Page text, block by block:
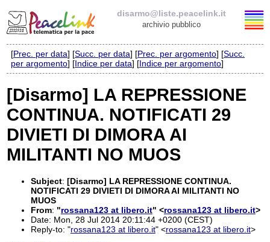
disarmo@liste.peacelink.it
archivio pubblico
Elenco delle liste
Iscrizione / Cancellazione
Policy delle liste di PeaceLink
Richieste di rimozione
[Prec. per data] [Succ. per data] [Prec. per argomento] [Succ.
per argomento] [Indice per data] [Indice per argomento]
[Disarmo] LA REPRESSIONE
CONTINUA. NOTIFICATI 29
DIVIETI DI DIMORA AI
MILITANTI NO MUOS
Subject: [Disarmo] LA REPRESSIONE CONTINUA.
NOTIFICATI 29 DIVIETI DI DIMORA AI MILITANTI NO
MUOS
From: "rossana123 at libero.it" <rossana123 at libero.it>
Date: Mon, 28 Jul 2014 20:11:44 +0200 (CEST)
Reply-to: "rossana123 at libero.it" <rossana123 at libero.it>